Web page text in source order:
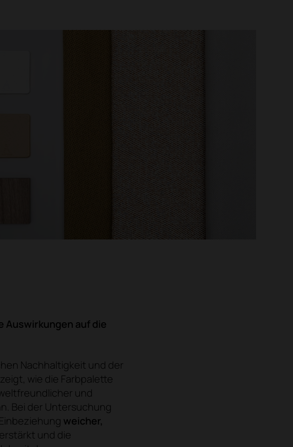
Auswirkungen auf die
Nachhaltigkeit und der
zeigt, wie die Farbpalette
und
Bei der Untersuchung
weicher,
und die